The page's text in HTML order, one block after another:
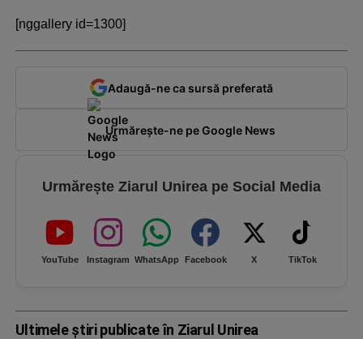
[nggallery id=1300]
Adaugă-ne ca sursă preferată
Urmărește-ne pe Google News
Urmărește Ziarul Unirea pe Social Media
YouTube Instagram WhatsApp Facebook X TikTok
Ultimele știri publicate în Ziarul Unirea